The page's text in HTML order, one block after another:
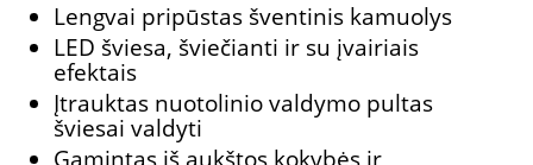
Lengvai pripūstas šventinis kamuolys
LED šviesa, šviečianti ir su įvairiais
efektais
Įtrauktas nuotolinio valdymo pultas
šviesai valdyti